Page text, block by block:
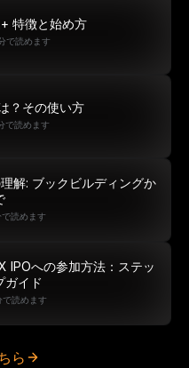
で読めます
特徴と始め方
で読めます
？その使い方
読めます
解: ブックビルディングか
で読めます
IPOへの参加方法：ステッ
ガイド
ら